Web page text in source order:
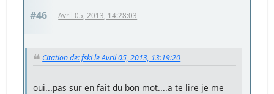
#46 Avril 05, 2013, 14:28:03
Citation de: fski le Avril 05, 2013, 13:19:20
oui...pas sur en fait du bon mot....a te lire je me